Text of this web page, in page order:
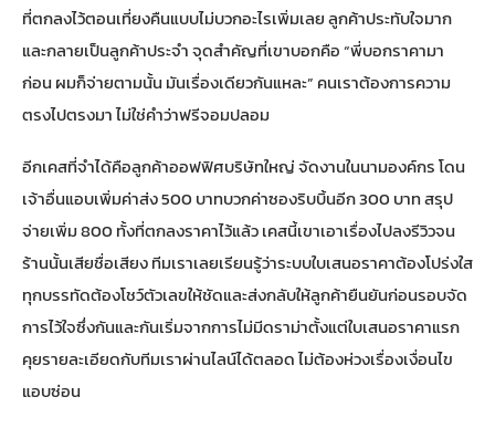
ที่ตกลงไว้ตอนเที่ยงคืนแบบไม่บวกอะไรเพิ่มเลย ลูกค้าประทับใจมาก
และกลายเป็นลูกค้าประจำ จุดสำคัญที่เขาบอกคือ “พี่บอกราคามา
ก่อน ผมก็จ่ายตามนั้น มันเรื่องเดียวกันแหละ” คนเราต้องการความ
ตรงไปตรงมา ไม่ใช่คำว่าฟรีจอมปลอม
อีกเคสที่จำได้คือลูกค้าออฟฟิศบริษัทใหญ่ จัดงานในนามองค์กร โดน
เจ้าอื่นแอบเพิ่มค่าส่ง 500 บาทบวกค่าซองริบบิ้นอีก 300 บาท สรุป
จ่ายเพิ่ม 800 ทั้งที่ตกลงราคาไว้แล้ว เคสนี้เขาเอาเรื่องไปลงรีวิวจน
ร้านนั้นเสียชื่อเสียง ทีมเราเลยเรียนรู้ว่าระบบใบเสนอราคาต้องโปร่งใส
ทุกบรรทัดต้องโชว์ตัวเลขให้ชัดและส่งกลับให้ลูกค้ายืนยันก่อนรอบจัด
การไว้ใจซึ่งกันและกันเริ่มจากการไม่มีดราม่าตั้งแต่ใบเสนอราคาแรก
คุยรายละเอียดกับทีมเราผ่านไลน์ได้ตลอด ไม่ต้องห่วงเรื่องเงื่อนไข
แอบซ่อน